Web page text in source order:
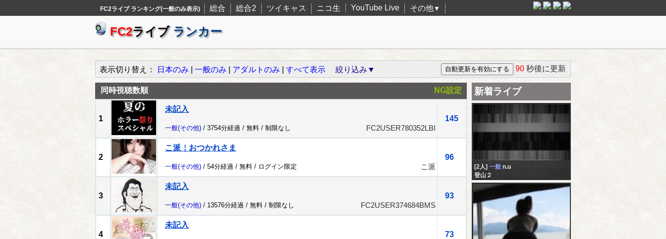
FC2ライブ ランキング(一般のみ表示) 総合 総合2 ツイキャス ニコ生 YouTube Live その他▼
FC2ライブ ランカー
表示切り替え： 日本のみ 一般のみ アダルトのみ すべて表示 絞り込み▼ 90 秒後に更新
同時視聴数順 NG設定
1
未記入
145
一般(その他) / 3754分経過 / 無料 / 制限なし FC2USER780352LBI
2
こ派￤おつかれさま
96
一般(その他) / 54分経過 / 無料 / ログイン限定 こ派
3
未記入
93
一般(その他) / 13576分経過 / 無料 / 制限なし FC2USER374684BMS
4
未記入
73
新着ライブ
[2人] 一般 n.u
登山２